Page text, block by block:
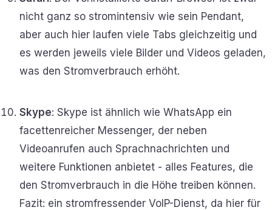
nicht ganz so stromintensiv wie sein Pendant,
aber auch hier laufen viele Tabs gleichzeitig und
es werden jeweils viele Bilder und Videos geladen,
was den Stromverbrauch erhöht.
Skype: Skype ist ähnlich wie WhatsApp ein
facettenreicher Messenger, der neben
Videoanrufen auch Sprachnachrichten und
weitere Funktionen anbietet - alles Features, die
den Stromverbrauch in die Höhe treiben können.
Fazit: ein stromfressender VoIP-Dienst, da hier für